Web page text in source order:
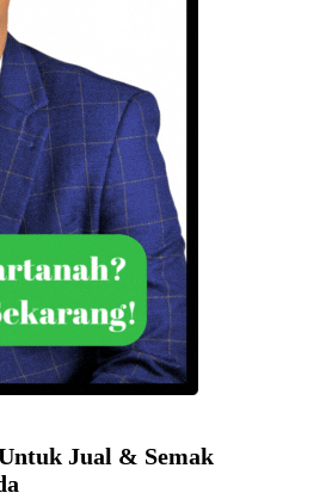
Jual & Semak